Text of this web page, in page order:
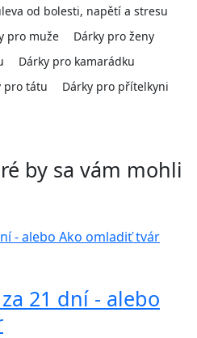
od bolesti, napětí a stresu
pro muže
Dárky pro ženy
Dárky pro kamarádku
pro tátu Dárky pro přítelkyni
by sa vám mohli
21 dní - alebo